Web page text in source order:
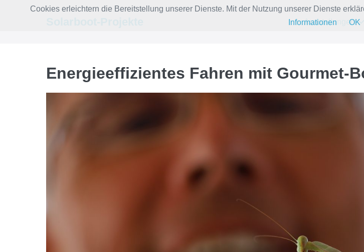
Ausstellungen
Energieeffizientes Fahren mit Gourmet-
Cookies erleichtern die Bereitstellung unserer Dienste. Mit der Nutzung unserer Dienste
Informationen
OK